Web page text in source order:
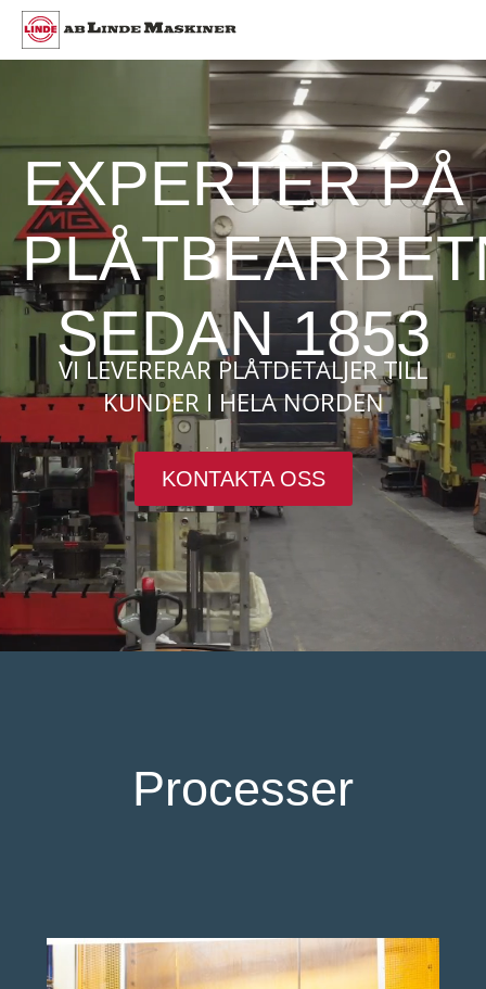
EXPERTER PÅ
SEDAN 1853
VI LEVERERAR PLÅTDETALJER TILL
KUNDER I HELA NORDEN
KONTAKTA OSS
Processer